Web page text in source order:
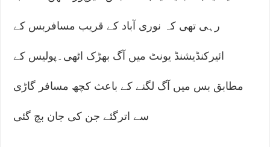
رہی تھی کہ نوری آباد کے قریب مسافربس کے
ائیرکنڈیشنڈ یونٹ میں آگ بھڑک اٹھی۔پولیس کے
مطابق بس میں آگ لگنے کے باعث کچھ مسافر گاڑی
سے اترگئے جن کی جان بچ گئی